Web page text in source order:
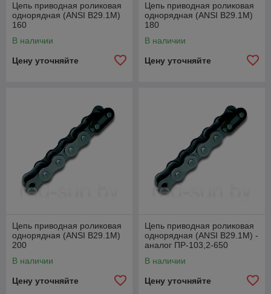
Цепь приводная роликовая
однорядная (ANSI B29.1M)
160
В наличии
Цену уточняйте
Цепь приводная роликовая
однорядная (ANSI B29.1M)
180
В наличии
Цену уточняйте
Цепь приводная роликовая
однорядная (ANSI B29.1M)
200
В наличии
Цену уточняйте
Цепь приводная роликовая
однорядная (ANSI B29.1M) -
аналог ПР-103,2-650
В наличии
Цену уточняйте